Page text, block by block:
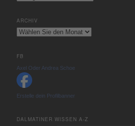
ARCHIV
Archiv
FB
Axel Oder Andrea Schoe
Erstelle dein Profilbanner
DALMATINER WISSEN A-Z